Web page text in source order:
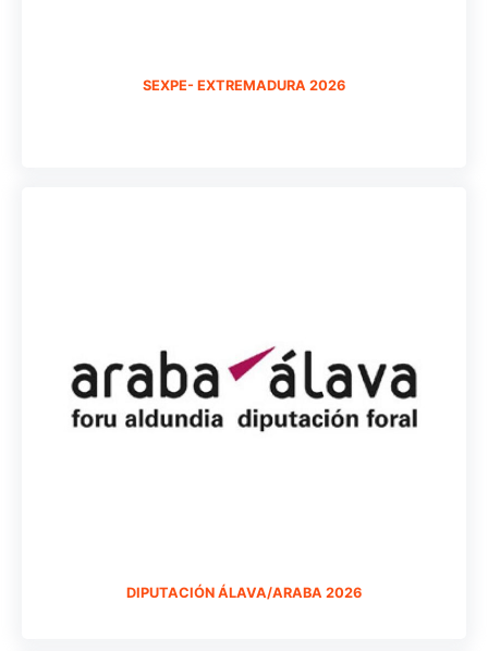
SEXPE- EXTREMADURA 2026
DIPUTACIÓN ÁLAVA/ARABA 2026